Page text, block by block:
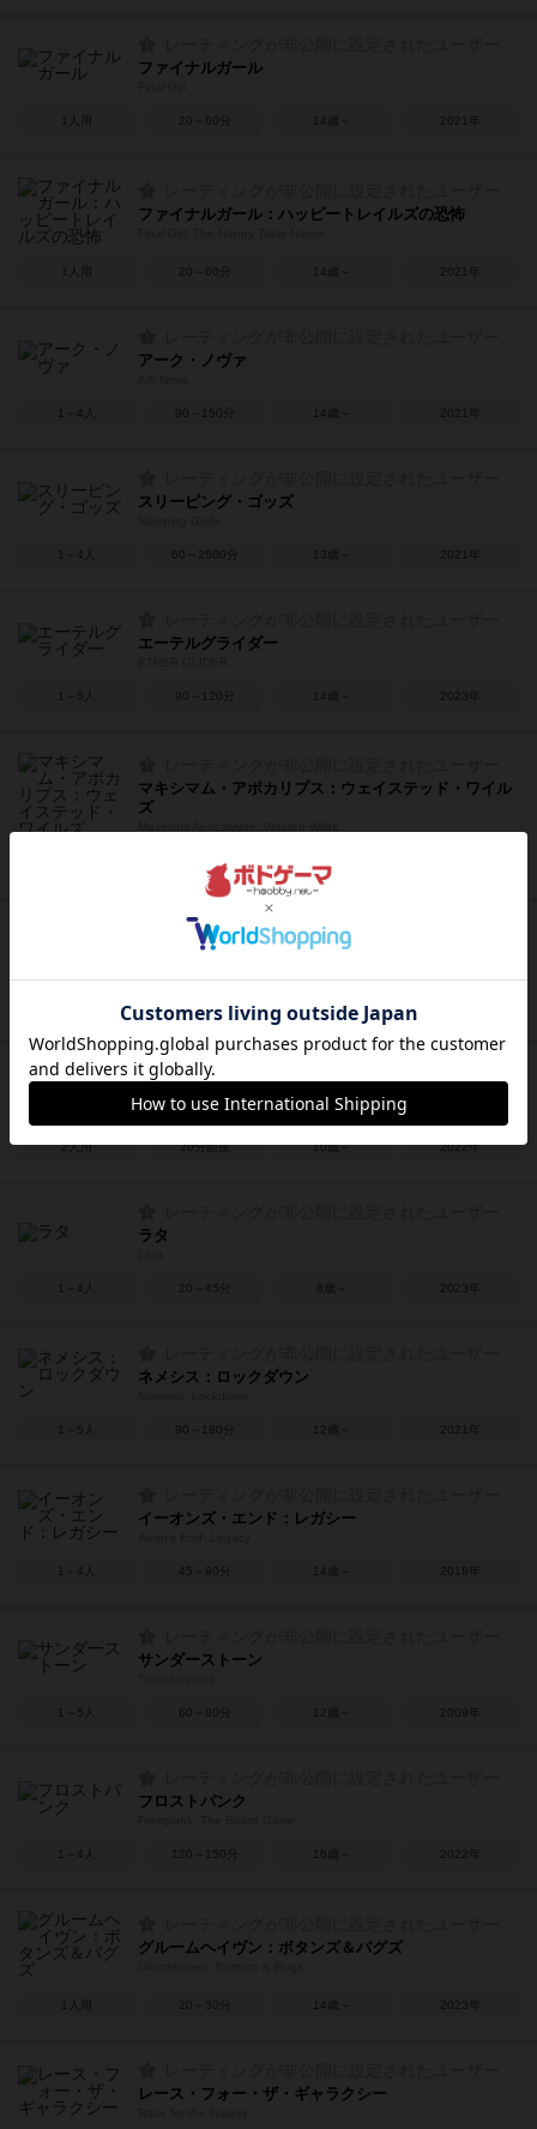
ファイナルガール
1人用 20～60分 14歳～ 2021年
ファイナルガール：ハッピートレイルズの恐怖
1人用 20～60分 14歳～ 2021年
アーク・ノヴァ
1～4人 90～150分 14歳～ 2021年
スリーピング・ゴッズ
1～4人 60～2500分 13歳～ 2021年
エーテルグライダー
1～5人 90～120分 14歳～ 2023年
マキシマム・アポカリプス：ウェイステッド・ワイル
ズ
45～90分 13歳～
レーティングが非公開に設定されたユーザー
オレとオマエの異世界転生Reboot
45～90分 12歳～
レーティングが非公開に設定されたユーザー
バトルクレスト
Battlecrest: Fellwoods Base Game
2人用 20分前後 10歳～ 2022年
ラタ
1～4人 20～45分 8歳～ 2023年
ネメシス：ロックダウン
1～5人 90～180分 12歳～ 2021年
イーオンズ・エンド：レガシー
1～4人 45～90分 14歳～ 2018年
サンダーストーン
1～5人 60～80分 12歳～ 2009年
フロストパンク
1～4人 120～150分 16歳～ 2022年
グルームヘイヴン：ボタンズ＆バグズ
1人用 20～30分 14歳～ 2023年
レース・フォー・ザ・ギャラクシー